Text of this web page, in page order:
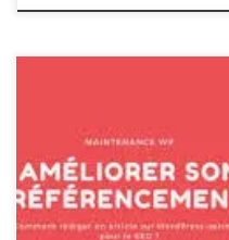
Comment Améliorer le
WordPress Le référencement
augmenter la visibilité de
Si vous utilisez WordPress
il existe plusieurs façons